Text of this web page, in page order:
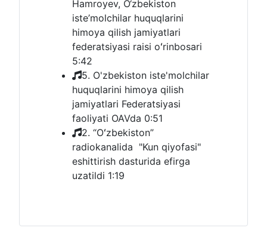
Hamroyev, O‘zbekiston
iste’molchilar huquqlarini
himoya qilish jamiyatlari
federatsiyasi raisi oʻrinbosari
5:42
5. O'zbekiston iste'molchilar
huquqlarini himoya qilish
jamiyatlari Federatsiyasi
faoliyati OAVda 0:51
2. “Oʻzbekiston”
radiokanalida "Kun qiyofasi"
eshittirish dasturida efirga
uzatildi 1:19